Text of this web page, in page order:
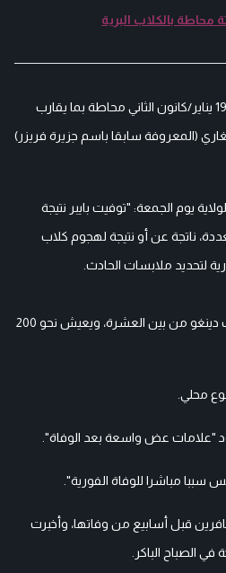
محاطة بالكلاب البرية
وعثر على جثة بايبر جيمس صباح 19 يناير/كانون الثاني محاطة بما يقارب
(المعروفة سابقا باسم جزيرة فريزر)
يوم الجمعة: "توفيت بايبر نتيجة
ناتجة عن أو نتيجة لهجوم كلاب
لتحديد ملابسات الحادث.
وتم التخلص لاحقا من ستة كلاب دينغو من بين العشرة، ويعيش نحو 200
محلي.
"علامات عض واسعة بعد الوفاة".
مباشرا للوفاة الفورية".
قبل أسابيع من وفاتها، وأخبرت
الصباح الباكر.